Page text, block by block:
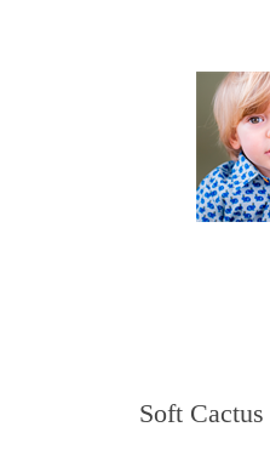
Soft